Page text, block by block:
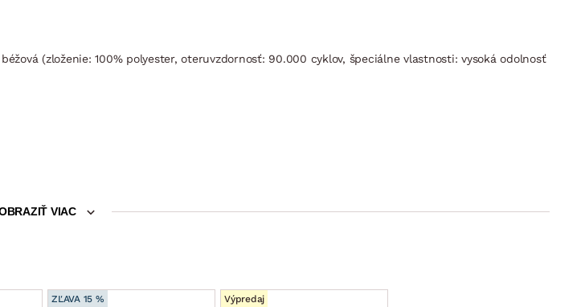
(zloženie: 100% polyester, oteruvzdornosť: 90.000 cyklov, špeciálne vlastnosti: vysoká odolnosť
VIAC
ZĽAVA 15 % Výpredaj